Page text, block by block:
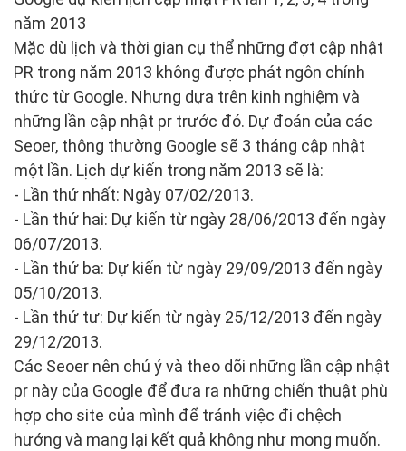
năm 2013
Mặc dù lịch và thời gian cụ thể những đợt cập nhật
PR trong năm 2013 không được phát ngôn chính
thức từ Google. Nhưng dựa trên kinh nghiệm và
những lần cập nhật pr trước đó. Dự đoán của các
Seoer, thông thường Google sẽ 3 tháng cập nhật
một lần. Lịch dự kiến trong năm 2013 sẽ là:
- Lần thứ nhất: Ngày 07/02/2013.
- Lần thứ hai: Dự kiến từ ngày 28/06/2013 đến ngày
06/07/2013.
- Lần thứ ba: Dự kiến từ ngày 29/09/2013 đến ngày
05/10/2013.
- Lần thứ tư: Dự kiến từ ngày 25/12/2013 đến ngày
29/12/2013.
Các Seoer nên chú ý và theo dõi những lần cập nhật
pr này của Google để đưa ra những chiến thuật phù
hợp cho site của mình để tránh việc đi chệch
hướng và mang lại kết quả không như mong muốn.